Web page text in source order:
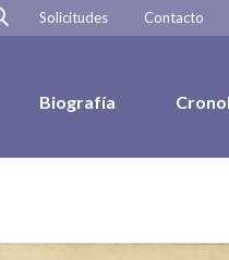
Solicitudes Contacto
Biografía